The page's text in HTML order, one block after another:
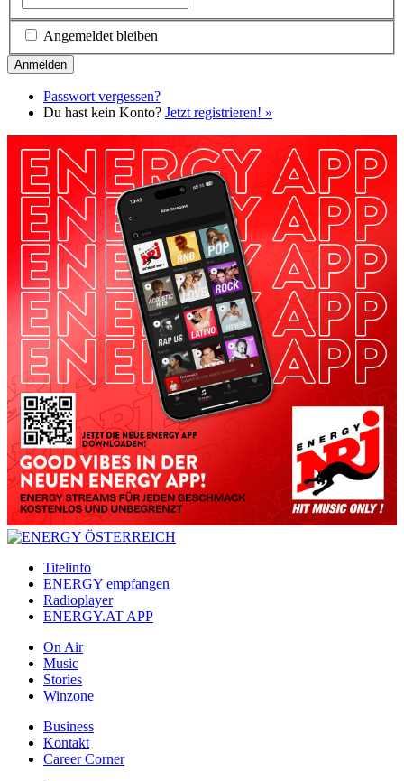
Angemeldet bleiben
Passwort vergessen?
Du hast kein Konto? Jetzt registrieren! »
Titelinfo
ENERGY empfangen
Radioplayer
ENERGY.AT APP
On Air
Music
Stories
Winzone
Business
Kontakt
Career Corner